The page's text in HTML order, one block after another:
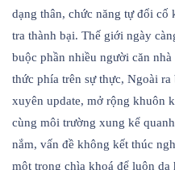
dạng thân, chức năng tự đổi cố
tra thành bại. Thế giới ngày
buộc phần nhiều người căn
thức phía trên sự thực, Ngoài
xuyên update, mở rộng khuôn
cùng môi trường xung kể
nắm, vấn đề không kết thúc
một trong chìa khoá để luôn